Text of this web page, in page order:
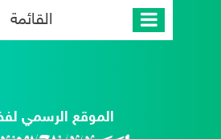
القائمة
الموقع الرسمي